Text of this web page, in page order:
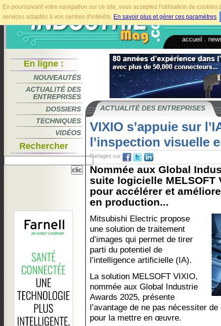
En poursuivant votre navigation sur ce site, vous acceptez l'utilisation de
services adaptés à vos centres d'intérêts. En savoir plus et gérer ces paramètres.
accueil
En ligne :
NOUVEAUTÉS
ACTUALITÉ DES
ENTREPRISES
DOSSIERS
TECHNIQUES
VIDÉOS
Rechercher
ACTUALITÉ DES ENTREPRISES
VIXIO s’appuie sur
l’inspection visuelle
Partagez sur
Nommée aux Global
suite logicielle MELSOFT
pour accélérer et
en production...
Mitsubishi Electric propose
une solution de traitement
d’images qui permet de tirer
parti du potentiel de
l’intelligence artificielle (IA).
La solution MELSOFT VIXIO,
nommée aux Global Industrie
Awards 2025, présente
l’avantage de ne pas nécessiter
pour la mettre en œuvre.